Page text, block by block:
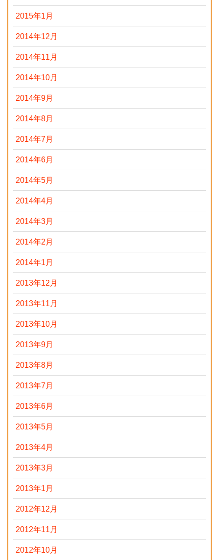
2015年1月
2014年12月
2014年11月
2014年10月
2014年9月
2014年8月
2014年7月
2014年6月
2014年5月
2014年4月
2014年3月
2014年2月
2014年1月
2013年12月
2013年11月
2013年10月
2013年9月
2013年8月
2013年7月
2013年6月
2013年5月
2013年4月
2013年3月
2013年1月
2012年12月
2012年11月
2012年10月